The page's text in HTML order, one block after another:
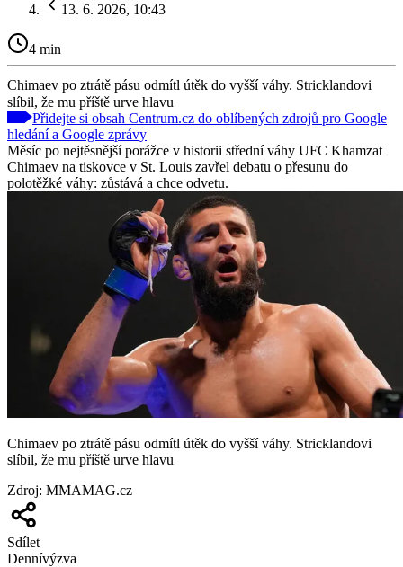
13. 6. 2026, 10:43
4 min
Chimaev po ztrátě pásu odmítl útěk do vyšší váhy. Stricklandovi
slíbil, že mu příště urve hlavu
Přidejte si obsah Centrum.cz do oblíbených zdrojů pro Google
hledání a Google zprávy
Měsíc po nejtěsnější porážce v historii střední váhy UFC Khamzat
Chimaev na tiskovce v St. Louis zavřel debatu o přesunu do
polotěžké váhy: zůstává a chce odvetu.
Chimaev po ztrátě pásu odmítl útěk do vyšší váhy. Stricklandovi
slíbil, že mu příště urve hlavu
Zdroj: MMAMAG.cz
Sdílet
Dennívýzva